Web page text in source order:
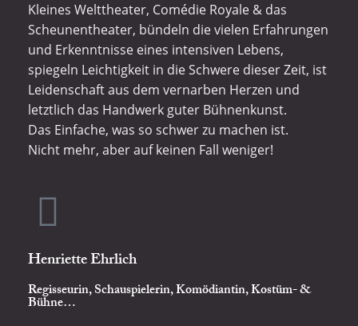
Kleines Welttheater, Comédie Royale & das
Scheunentheater, bündeln die vielen Erfahrungen
und Erkenntnisse eines intensiven Lebens,
spiegeln Leichtigkeit in die Schwere dieser Zeit, ist
Leidenschaft aus dem vernarben Herzen und
letztlich das Handwerk guter Bühnenkunst.
Das Einfache, was so schwer zu machen ist.
Nicht mehr, aber auf keinen Fall weniger!
Henriette Ehrlich
Regisseurin, Schauspielerin, Komödiantin, Kostüm- &
Bühne…